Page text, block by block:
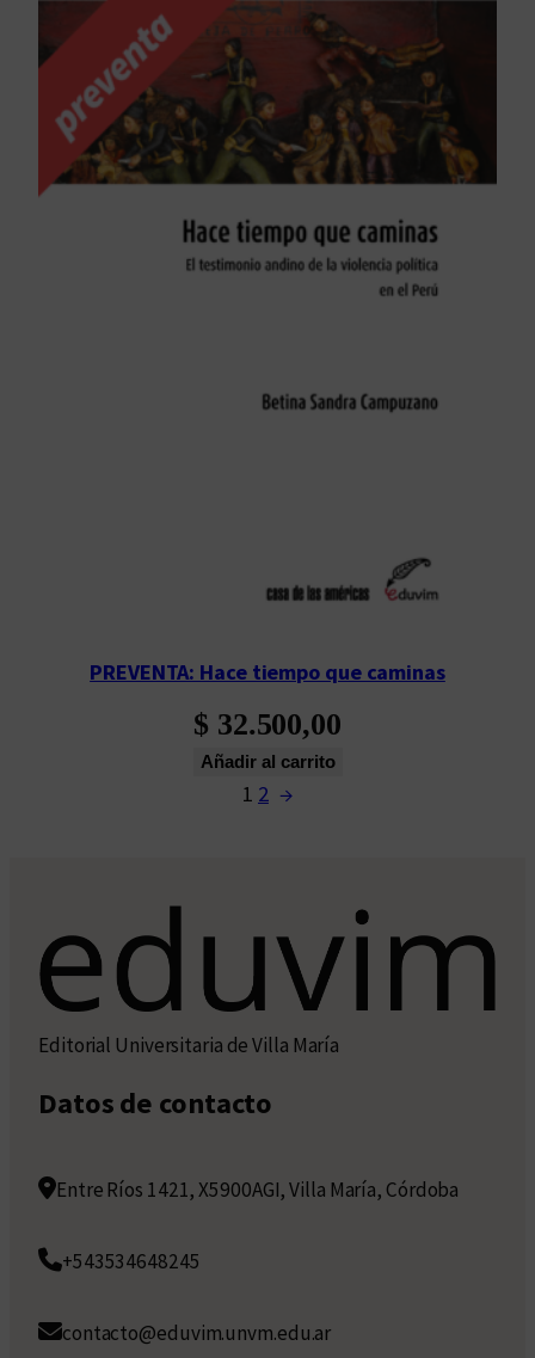
PREVENTA: Hace tiempo que caminas
$ 32.500,00
Añadir al carrito
1 2 →
Editorial Universitaria de Villa María
Datos de contacto
Entre Ríos 1421, X5900AGI, Villa María, Córdoba
+543534648245
contacto@eduvim.unvm.edu.ar